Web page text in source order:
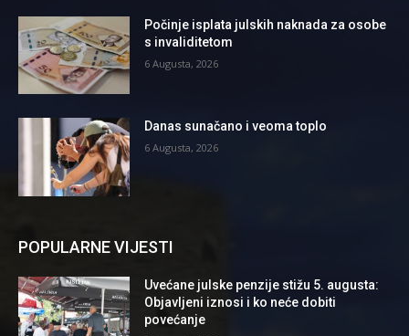
Počinje isplata julskih naknada za osobe
s invaliditetom
6 Augusta, 2026
Danas sunačano i veoma toplo
6 Augusta, 2026
POPULARNE VIJESTI
Uvećane julske penzije stižu 5. augusta:
Objavljeni iznosi i ko neće dobiti
povećanje